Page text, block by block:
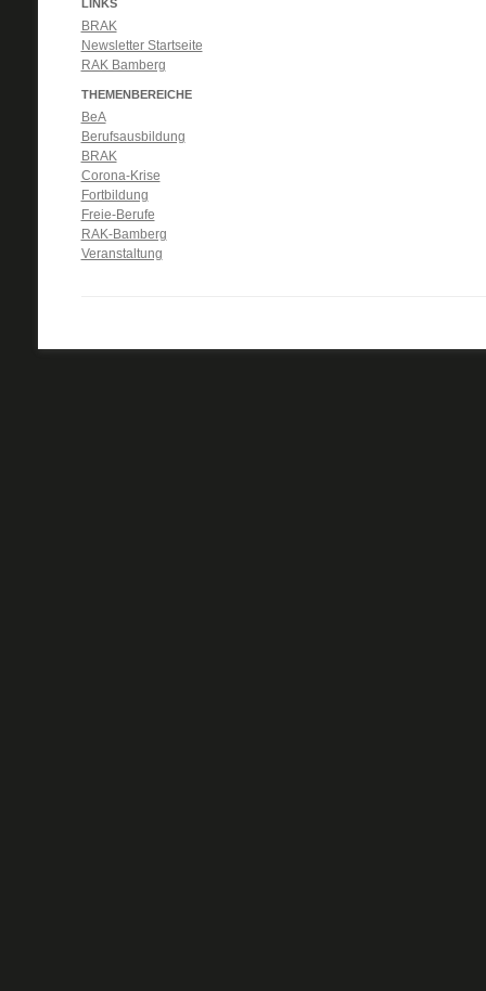
LINKS
BRAK
Newsletter Startseite
RAK Bamberg
THEMENBEREICHE
BeA
Berufsausbildung
BRAK
Corona-Krise
Fortbildung
Freie-Berufe
RAK-Bamberg
Veranstaltung